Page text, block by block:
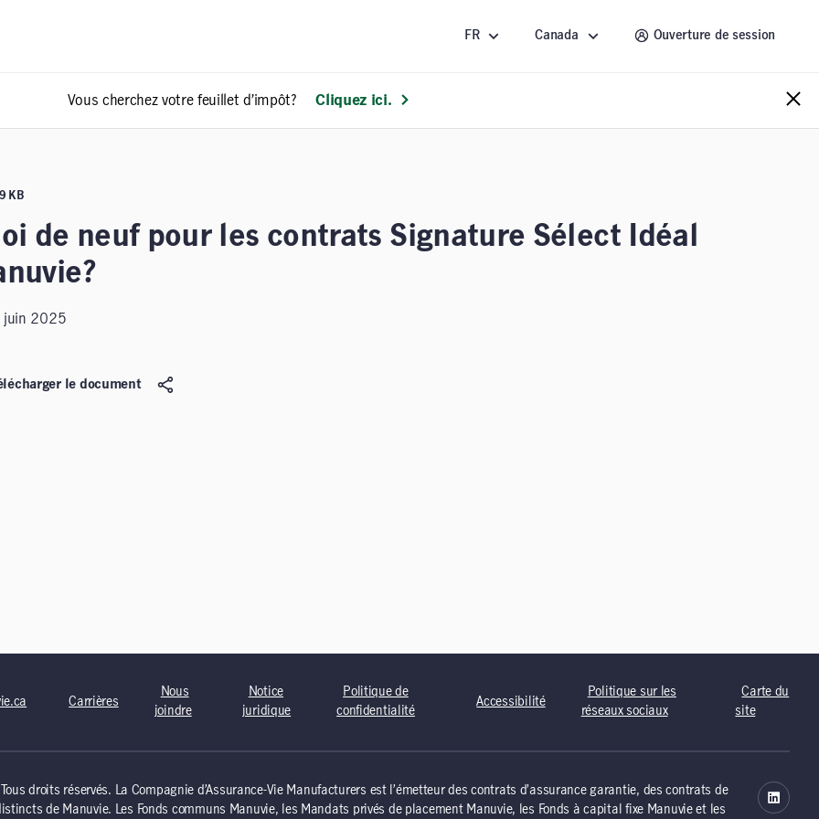
FR Canada Ouverture de session
Vous cherchez votre feuillet d’impôt? Cliquez ici.
KB
de neuf pour les contrats Signature Sélect Idéal
juin 2025
le document
Carrières
Nous
joindre
Notice
juridique
Politique de
confidentialité
Accessibilité
Politique sur les
réseaux sociaux
Carte du
site
droits réservés. La Compagnie d’Assurance-Vie Manufacturers est l’émetteur des contrats d’assurance garantie, des contrats de
de Manuvie. Les Fonds communs Manuvie, les Mandats privés de placement Manuvie, les Fonds à capital fixe Manuvie et les